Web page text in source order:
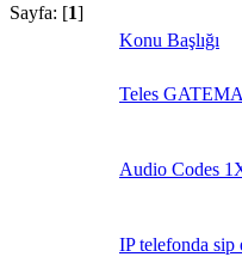
Sayfa: [1]
Konu Başlığı
Teles
Audio Codes
IP telefonda sip